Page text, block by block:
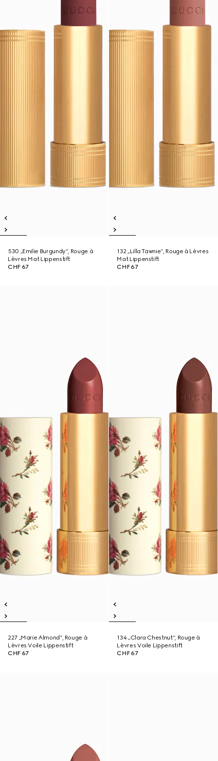
530 „Emilie Burgundy“, Rouge à
Lèvres Mat Lippenstift
CHF 67
132 „Lilla Tawnie“, Rouge à Lèvres
Mat Lippenstift
CHF 67
227 „Marie Almond“, Rouge à
Lèvres Voile Lippenstift
CHF 67
134 „Clara Chestnut“, Rouge à
Lèvres Voile Lippenstift
CHF 67